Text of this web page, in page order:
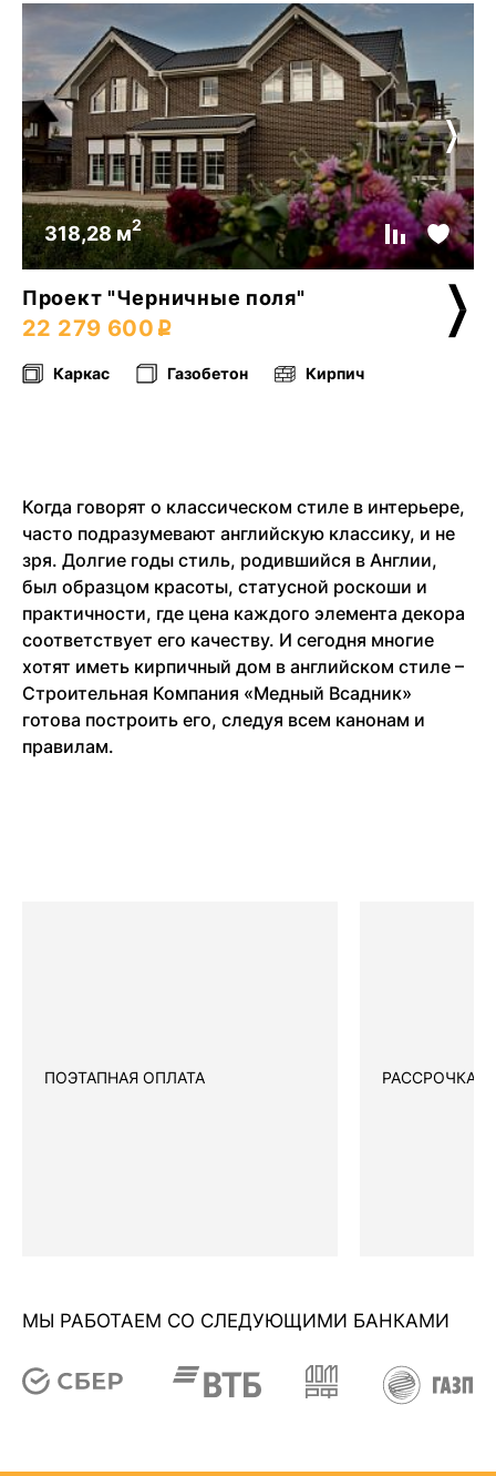
318,28 м2
Проект "Черничные поля"
22 279 600
Каркас Газобетон Кирпич
Когда говорят о классическом стиле в интерьере,
часто подразумевают английскую классику, и не
зря. Долгие годы стиль, родившийся в Англии,
был образцом красоты, статусной роскоши и
практичности, где цена каждого элемента декора
соответствует его качеству. И сегодня многие
хотят иметь кирпичный дом в английском стиле –
Строительная Компания «Медный Всадник»
готова построить его, следуя всем канонам и
правилам.
ПОЭТАПНАЯ ОПЛАТА РАССРОЧКА
МЫ РАБОТАЕМ СО СЛЕДУЮЩИМИ БАНКАМИ